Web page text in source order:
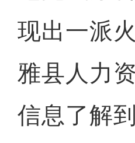
现出一派
雅县人力
信息了解